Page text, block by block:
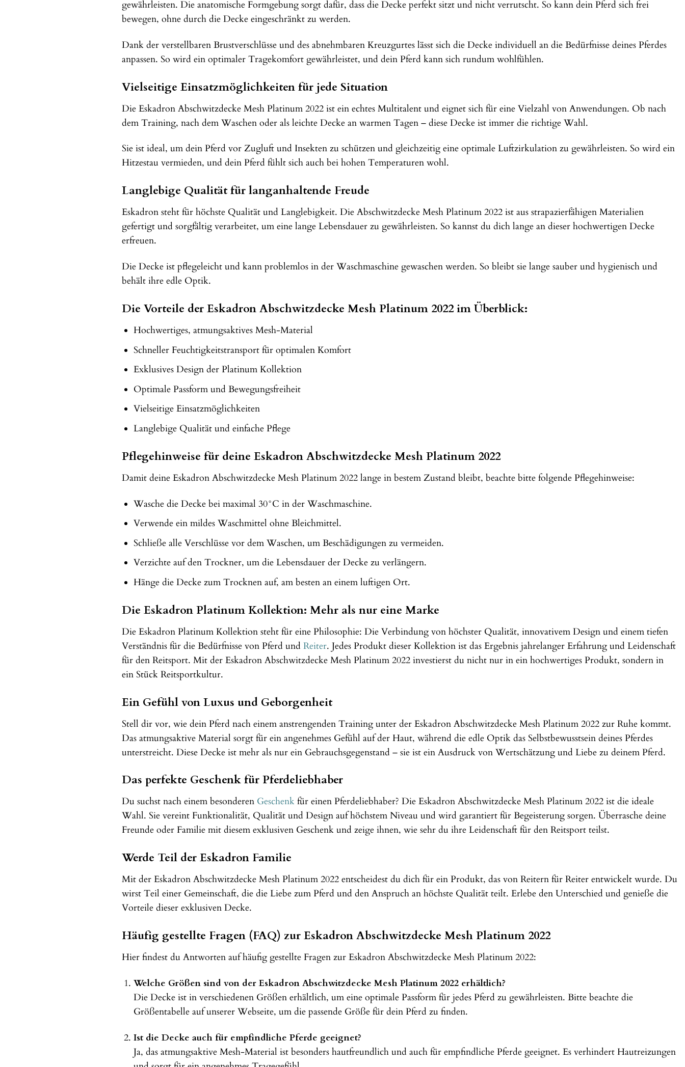
gewährleisten. Die anatomische Formgebung sorgt dafür, dass die Decke perfekt sitzt und nicht verrutscht. So kann dein Pferd sich frei
bewegen, ohne durch die Decke eingeschränkt zu werden.
Dank der verstellbaren Brustverschlüsse und des abnehmbaren Kreuzgurtes lässt sich die Decke individuell an die Bedürfnisse deines Pferdes
anpassen. So wird ein optimaler Tragekomfort gewährleistet, und dein Pferd kann sich rundum wohlfühlen.
Vielseitige Einsatzmöglichkeiten für jede Situation
Die Eskadron Abschwitzdecke Mesh Platinum 2022 ist ein echtes Multitalent und eignet sich für eine Vielzahl von Anwendungen. Ob nach
dem Training, nach dem Waschen oder als leichte Decke an warmen Tagen – diese Decke ist immer die richtige Wahl.
Sie ist ideal, um dein Pferd vor Zugluft und Insekten zu schützen und gleichzeitig eine optimale Luftzirkulation zu gewährleisten. So wird ein
Hitzestau vermieden, und dein Pferd fühlt sich auch bei hohen Temperaturen wohl.
Langlebige Qualität für langanhaltende Freude
Eskadron steht für höchste Qualität und Langlebigkeit. Die Abschwitzdecke Mesh Platinum 2022 ist aus strapazierfähigen Materialien
gefertigt und sorgfältig verarbeitet, um eine lange Lebensdauer zu gewährleisten. So kannst du dich lange an dieser hochwertigen Decke
erfreuen.
Die Decke ist pflegeleicht und kann problemlos in der Waschmaschine gewaschen werden. So bleibt sie lange sauber und hygienisch und
behält ihre edle Optik.
Die Vorteile der Eskadron Abschwitzdecke Mesh Platinum 2022 im Überblick:
Hochwertiges, atmungsaktives Mesh-Material
Schneller Feuchtigkeitstransport für optimalen Komfort
Exklusives Design der Platinum Kollektion
Optimale Passform und Bewegungsfreiheit
Vielseitige Einsatzmöglichkeiten
Langlebige Qualität und einfache Pflege
Pflegehinweise für deine Eskadron Abschwitzdecke Mesh Platinum 2022
Damit deine Eskadron Abschwitzdecke Mesh Platinum 2022 lange in bestem Zustand bleibt, beachte bitte folgende Pflegehinweise:
Wasche die Decke bei maximal 30°C in der Waschmaschine.
Verwende ein mildes Waschmittel ohne Bleichmittel.
Schließe alle Verschlüsse vor dem Waschen, um Beschädigungen zu vermeiden.
Verzichte auf den Trockner, um die Lebensdauer der Decke zu verlängern.
Hänge die Decke zum Trocknen auf, am besten an einem luftigen Ort.
Die Eskadron Platinum Kollektion: Mehr als nur eine Marke
Die Eskadron Platinum Kollektion steht für eine Philosophie: Die Verbindung von höchster Qualität, innovativem Design und einem tiefen
Verständnis für die Bedürfnisse von Pferd und Reiter. Jedes Produkt dieser Kollektion ist das Ergebnis jahrelanger Erfahrung und Leidenschaft
für den Reitsport. Mit der Eskadron Abschwitzdecke Mesh Platinum 2022 investierst du nicht nur in ein hochwertiges Produkt, sondern in
ein Stück Reitsportkultur.
Ein Gefühl von Luxus und Geborgenheit
Stell dir vor, wie dein Pferd nach einem anstrengenden Training unter der Eskadron Abschwitzdecke Mesh Platinum 2022 zur Ruhe kommt.
Das atmungsaktive Material sorgt für ein angenehmes Gefühl auf der Haut, während die edle Optik das Selbstbewusstsein deines Pferdes
unterstreicht. Diese Decke ist mehr als nur ein Gebrauchsgegenstand – sie ist ein Ausdruck von Wertschätzung und Liebe zu deinem Pferd.
Das perfekte Geschenk für Pferdeliebhaber
Du suchst nach einem besonderen Geschenk für einen Pferdeliebhaber? Die Eskadron Abschwitzdecke Mesh Platinum 2022 ist die ideale
Wahl. Sie vereint Funktionalität, Qualität und Design auf höchstem Niveau und wird garantiert für Begeisterung sorgen. Überrasche deine
Freunde oder Familie mit diesem exklusiven Geschenk und zeige ihnen, wie sehr du ihre Leidenschaft für den Reitsport teilst.
Werde Teil der Eskadron Familie
Mit der Eskadron Abschwitzdecke Mesh Platinum 2022 entscheidest du dich für ein Produkt, das von Reitern für Reiter entwickelt wurde. Du
wirst Teil einer Gemeinschaft, die die Liebe zum Pferd und den Anspruch an höchste Qualität teilt. Erlebe den Unterschied und genieße die
Vorteile dieser exklusiven Decke.
Häufig gestellte Fragen (FAQ) zur Eskadron Abschwitzdecke Mesh Platinum 2022
Hier findest du Antworten auf häufig gestellte Fragen zur Eskadron Abschwitzdecke Mesh Platinum 2022:
Welche Größen sind von der Eskadron Abschwitzdecke Mesh Platinum 2022 erhältlich?
Die Decke ist in verschiedenen Größen erhältlich, um eine optimale Passform für jedes Pferd zu gewährleisten. Bitte beachte die
Größentabelle auf unserer Webseite, um die passende Größe für dein Pferd zu finden.
Ist die Decke auch für empfindliche Pferde geeignet?
Ja, das atmungsaktive Mesh-Material ist besonders hautfreundlich und auch für empfindliche Pferde geeignet. Es verhindert Hautreizungen